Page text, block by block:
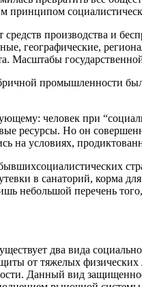
принципом
производства и
географические,
Масштабы
промышленности
человек при
ресурсы. Но он
на условиях,
в санаторий, корма
небольшой перечень
два вида
от тяжелых
Данный вид